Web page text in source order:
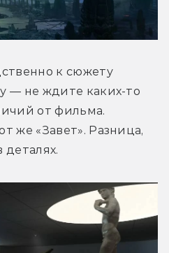
к сюжету
— не ждите каких-то
от фильма.
же «Завет». Разница,
деталях.